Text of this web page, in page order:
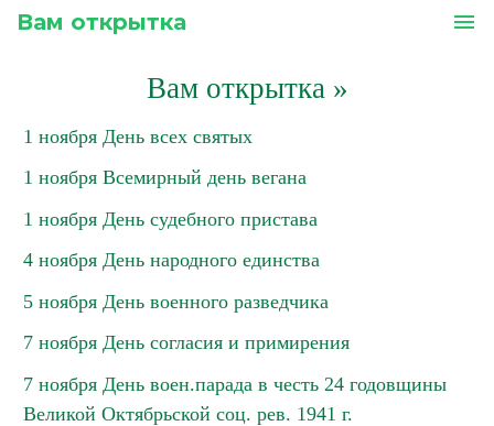
Вам открытка menu
Вам открытка»
1 ноября День всех святых
1 ноября Всемирный день вегана
1 ноября День судебного пристава
4 ноября День народного единства
5 ноября День военного разведчика
7 ноября День согласия и примирения
7 ноября День воен.парада в честь 24 годовщины
Великой Октябрьской соц. рев. 1941 г.